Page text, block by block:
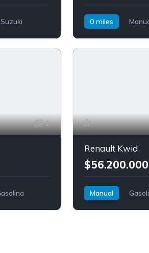
Suzuki
0 miles
Baleno Cross
1
Renault Kwid
$56.200.000
Manual